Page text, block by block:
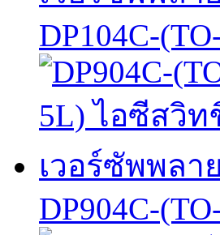
DP104C-
DP904C-